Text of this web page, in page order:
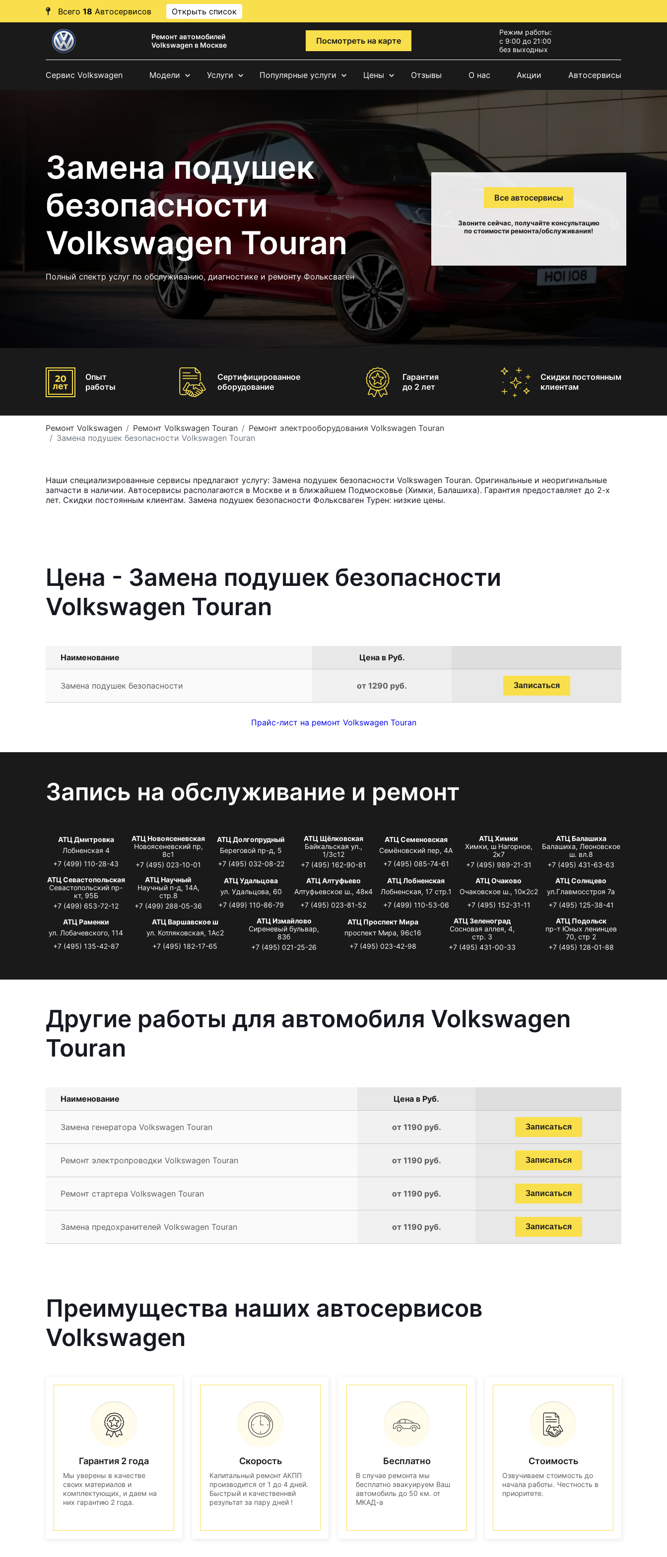
Всего 18 Автосервисов Открыть список
Ремонт автомобилей
Volkswagen в Москве
Посмотреть на карте
Режим работы:
с 9:00 до 21:00
без выходных
Сервис Volkswagen Модели Услуги Популярные услуги Цены Отзывы О нас Акции Автосервисы
Замена подушек
безопасности
Volkswagen Touran
Полный спектр услуг по обслуживанию, диагностике и ремонту Фольксваген
Все автосервисы
Звоните сейчас, получайте консультацию
по стоимости ремонта/обслуживания!
Опыт
работы
Сертифицированное
оборудование
Гарантия
до 2 лет
Скидки постоянным
клиентам
Ремонт Volkswagen Ремонт Volkswagen Touran
Ремонт электрооборудования Volkswagen Touran
Замена подушек безопасности Volkswagen Touran
Наши специализированные сервисы предлагают услугу: Замена подушек безопасности Volkswagen Touran. Оригинальные и неоригинальные
запчасти в наличии. Автосервисы располагаются в Москве и в ближайшем Подмосковье (Химки, Балашиха). Гарантия предоставляет до 2-х
лет. Скидки постоянным клиентам. Замена подушек безопасности Фольксваген Турен: низкие цены.
Цена - Замена подушек безопасности
Volkswagen Touran
Наименование Цена в Руб.
Замена подушек безопасности от 1290 руб. Записаться
Прайс-лист на ремонт Volkswagen Touran
Запись на обслуживание и ремонт
АТЦ Дмитровка
Лобненская 4
+7 (499) 110-28-43
АТЦ Новоясеневская
Новоясеневский пр,
8с1
+7 (495) 023-10-01
АТЦ Долгопрудный
Береговой пр-д, 5
+7 (495) 032-08-22
АТЦ Щёлковская
Байкальская ул.,
1/3с12
+7 (495) 162-90-81
АТЦ Семеновская
Семёновский пер, 4А
+7 (495) 085-74-61
АТЦ Химки
Химки, ш Нагорное,
2к7
+7 (495) 989-21-31
АТЦ Балашиха
Балашиха, Леоновское
ш. вл.8
+7 (495) 431-63-63
АТЦ Севастопольская
Севастопольский пр-
кт, 95Б
+7 (499) 653-72-12
АТЦ Научный
Научный п-д, 14А,
стр.8
+7 (499) 288-05-36
АТЦ Удальцова
ул. Удальцова, 60
+7 (499) 110-86-79
АТЦ Алтуфьево
Алтуфьевское ш., 48к4
+7 (495) 023-81-52
АТЦ Лобненская
Лобненская, 17 стр.1
+7 (499) 110-53-06
АТЦ Очаково
Очаковское ш., 10к2с2
+7 (495) 152-31-11
АТЦ Солнцево
ул.Главмосстроя 7а
+7 (495) 125-38-41
АТЦ Раменки
ул. Лобачевского, 114
+7 (495) 135-42-87
АТЦ Варшавское ш
ул. Котляковская, 1Ас2
+7 (495) 182-17-65
АТЦ Измайлово
Сиреневый бульвар,
83б
+7 (495) 021-25-26
АТЦ Проспект Мира
проспект Мира, 96с16
+7 (495) 023-42-98
АТЦ Зеленоград
Сосновая аллея, 4,
стр. 3
+7 (495) 431-00-33
АТЦ Подольск
пр-т Юных ленинцев
70, стр 2
+7 (495) 128-01-88
Другие работы для автомобиля Volkswagen
Touran
Наименование Цена в Руб.
Замена генератора Volkswagen Touran от 1190 руб. Записаться
Ремонт электропроводки Volkswagen Touran от 1190 руб. Записаться
Ремонт стартера Volkswagen Touran от 1190 руб. Записаться
Замена предохранителей Volkswagen Touran от 1190 руб. Записаться
Преимущества наших автосервисов
Volkswagen
Гарантия 2 года
Мы уверены в качестве
своих материалов и
комплектующих, и даем на
них гарантию 2 года.
Скорость
Капитальный ремонт АКПП
производится от 1 до 4 дней.
Быстрый и качественнвй
результат за пару дней !
Бесплатно
В случае ремонта мы
бесплатно эвакуируем Ваш
автомобиль до 50 км. от
МКАД-а
Стоимость
Озвучиваем стоимость до
начала работы. Честность в
приоритете.